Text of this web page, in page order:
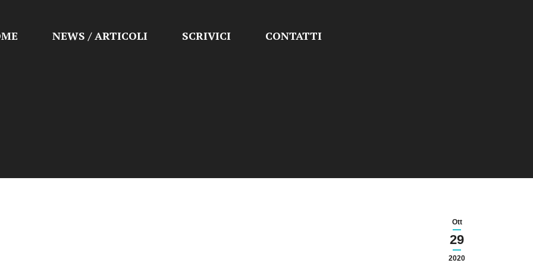
NEWS / ARTICOLI SCRIVICI CONTATTI
Ott
29
2020